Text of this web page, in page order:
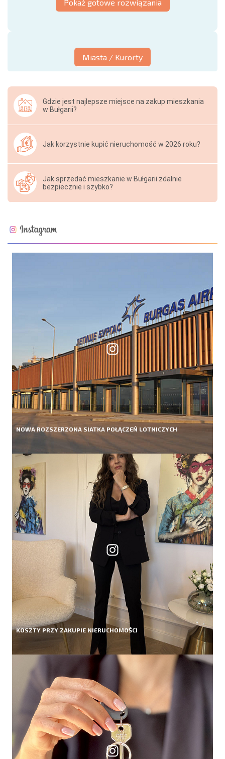
Pokaż gotowe rozwiązania
Miasta / Kurorty
Gdzie jest najlepsze miejsce na zakup mieszkania
w Bułgarii?
Jak korzystnie kupić nieruchomość w 2026 roku?
Jak sprzedać mieszkanie w Bułgarii zdalnie
bezpiecznie i szybko?
NOWA ROZSZERZONA SIATKA POŁĄCZEŃ LOTNICZYCH
KOSZTY PRZY ZAKUPIE NIERUCHOMOŚCI